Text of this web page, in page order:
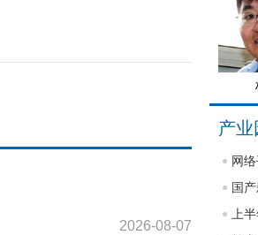
2026-08-07
产业
网
国
上